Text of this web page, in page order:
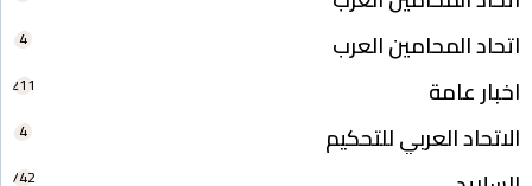
اتحاد المحامين العرب 4
اخبار عامة 211
الاتحاد العربي للتحكيم 4
742